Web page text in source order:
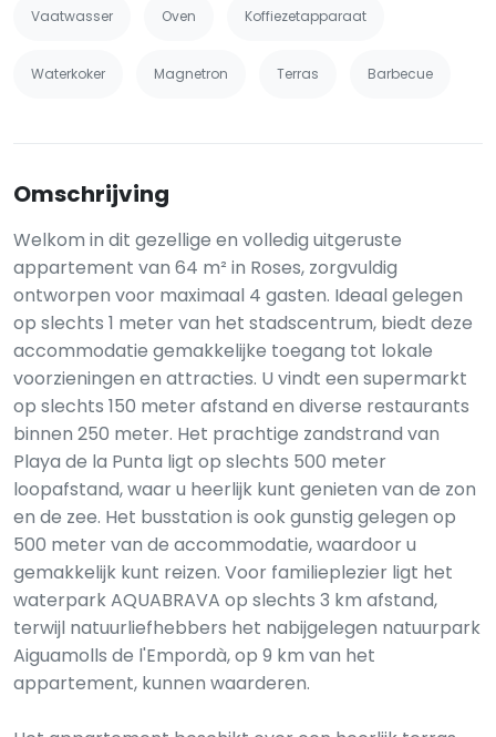
Vaatwasser Oven Koffiezetapparaat
Waterkoker Magnetron Terras Barbecue
Omschrijving
Welkom in dit gezellige en volledig uitgeruste
appartement van 64 m² in Roses, zorgvuldig
ontworpen voor maximaal 4 gasten. Ideaal gelegen
op slechts 1 meter van het stadscentrum, biedt deze
accommodatie gemakkelijke toegang tot lokale
voorzieningen en attracties. U vindt een supermarkt
op slechts 150 meter afstand en diverse restaurants
binnen 250 meter. Het prachtige zandstrand van
Playa de la Punta ligt op slechts 500 meter
loopafstand, waar u heerlijk kunt genieten van de zon
en de zee. Het busstation is ook gunstig gelegen op
500 meter van de accommodatie, waardoor u
gemakkelijk kunt reizen. Voor familieplezier ligt het
waterpark AQUABRAVA op slechts 3 km afstand,
terwijl natuurliefhebbers het nabijgelegen natuurpark
Aiguamolls de l'Empordà, op 9 km van het
appartement, kunnen waarderen.